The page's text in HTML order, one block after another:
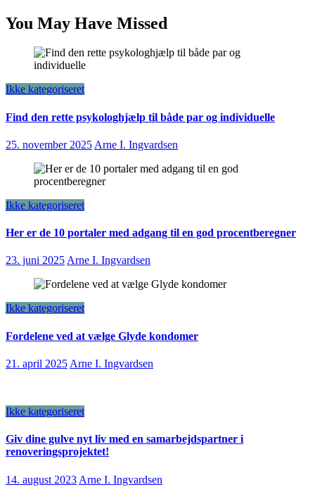
You May Have Missed
Ikke kategoriseret
Find den rette psykologhjælp til både par og individuelle
25. november 2025 Arne I. Ingvardsen
Ikke kategoriseret
Her er de 10 portaler med adgang til en god procentberegner
23. juni 2025Arne I. Ingvardsen
Ikke kategoriseret
Fordelene ved at vælge Glyde kondomer
21. april 2025 Arne I. Ingvardsen
Ikke kategoriseret
Giv dine gulve nyt liv med en samarbejdspartner i
renoveringsprojektet!
14. august 2023 Arne I. Ingvardsen